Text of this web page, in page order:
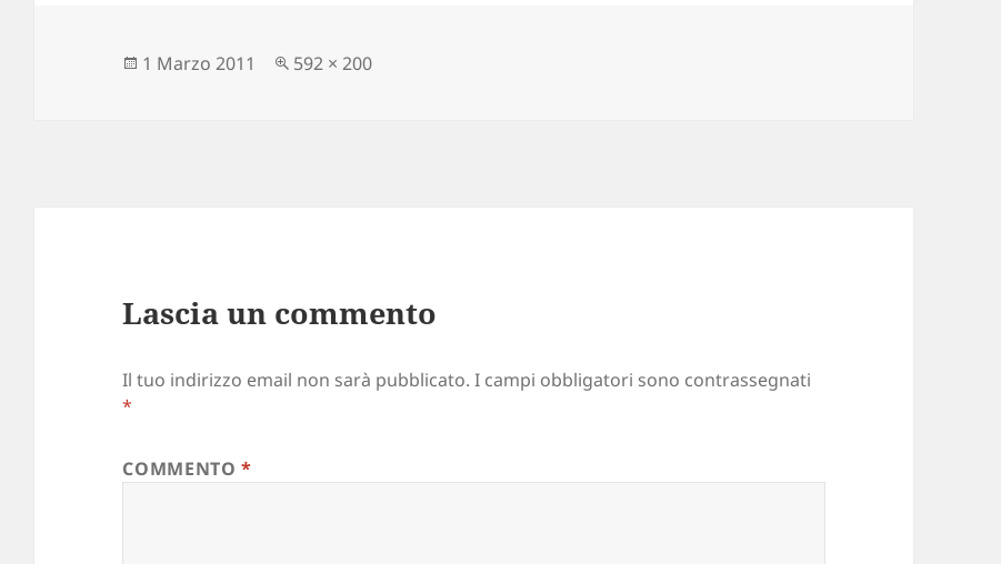
Scritto
1 Marzo 2011
Dimensione
592 × 200
Lascia un commento
Il tuo indirizzo email non sarà pubblicato. I campi obbligatori sono contrassegnati
*
COMMENTO*